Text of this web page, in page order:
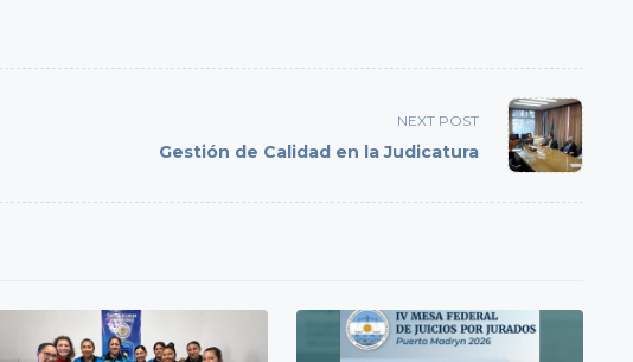
NEXT POST
Gestión de Calidad en la Judicatura